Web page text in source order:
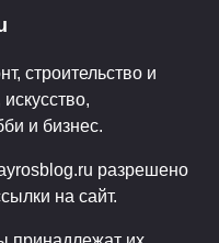
строительство и
и бизнес.
разрешено
на сайт.